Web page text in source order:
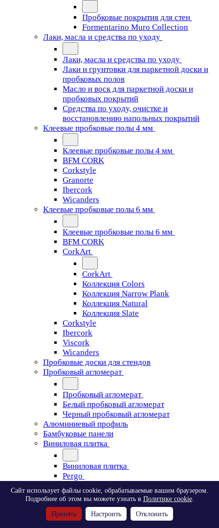
Пробковые покрытия для стен
Formentarino Muro Collection
Лаки, масла и средства по уходу
Лаки, масла и средства по уходу
Лаки и грунтовки для паркетной доски и
пробковых полов
Масло и воск для паркетной доски и
пробковых покрытий
Средства по уходу, очистке и
восстановлению напольных покрытий
Клеевые пробковые полы 4 мм
Клеевые пробковые полы 4 мм
BFM CORK
Corkstyle
Granorte
Ibercork
Wicanders
Клеевые пробковые полы 6 мм
Клеевые пробковые полы 6 мм
BFM CORK
CorkArt
CorkArt
Коллекция Colors
Коллекция Narrow Plank
Коллекция Natural
Коллекция Slate
Corkstyle
Ibercork
Viscork
Wicanders
Пробковые доски для стендов
Пробковый агломерат
Пробковый агломерат
Белый пробковый агломерат
Черный пробковый агломерат
Алюминиевый профиль
Бамбуковые панели
Виниловая плитка
Виниловая плитка
Pergo
Pergo
Classic Plank Optimum Glue
Modern Plank Optimum Glue
Сайт использует файлы cookie, обрабатываемые вашим браузером.
Подробнее об этом вы можете узнать в Политике cookie.
Принять Настроить Отклонить